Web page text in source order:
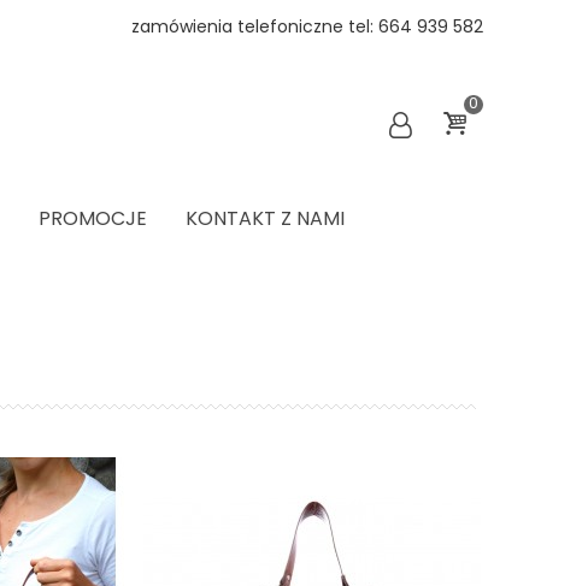
zamówienia telefoniczne tel: 664 939 582
0
PROMOCJE
KONTAKT Z NAMI